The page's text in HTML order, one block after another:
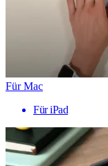
Für Mac
Für iPad